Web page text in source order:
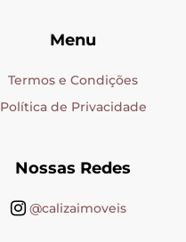
Menu
Termos e Condições
Política de Privacidade
Nossas Redes
@calizaimoveis